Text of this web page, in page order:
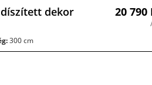
dekor 20 790
300 cm